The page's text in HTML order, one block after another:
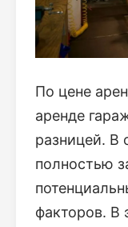
По цене
аренде
разницей. В
полностью
факторов. В